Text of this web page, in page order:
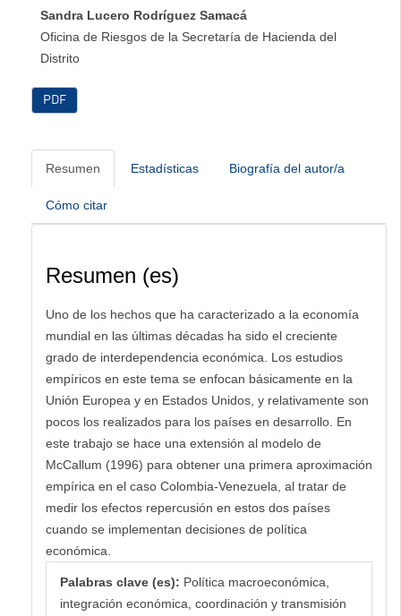
Sandra Lucero Rodríguez Samacá
Oficina de Riesgos de la Secretaría de Hacienda del
Distrito
PDF
Resumen Estadísticas Biografía del autor/a
Cómo citar
Resumen (es)
Uno de los hechos que ha caracterizado a la economía
mundial en las últimas décadas ha sido el creciente
grado de interdependencia económica. Los estudios
empíricos en este tema se enfocan básicamente en la
Unión Europea y en Estados Unidos, y relativamente son
pocos los realizados para los países en desarrollo. En
este trabajo se hace una extensión al modelo de
McCallum (1996) para obtener una primera aproximación
empírica en el caso Colombia-Venezuela, al tratar de
medir los efectos repercusión en estos dos países
cuando se implementan decisiones de política
económica.
Palabras clave (es): Política macroeconómica,
integración económica, coordinación y transmisión